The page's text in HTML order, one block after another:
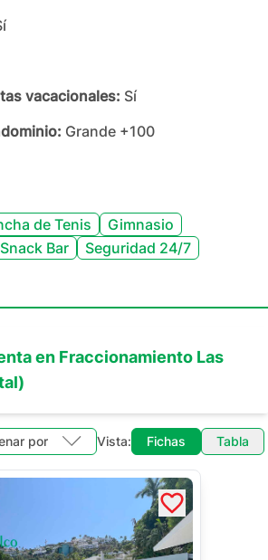
vacacionales: Sí
Grande +100
de Tenis
Gimnasio
Snack Bar Seguridad 24/7
en Fraccionamiento Las
por Vista: Fichas Tabla